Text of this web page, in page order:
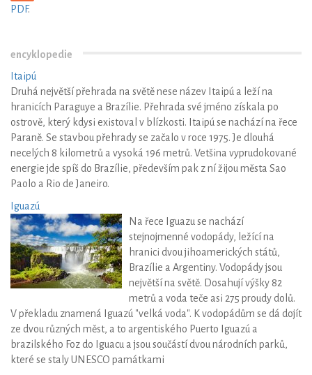
PDF.
encyklopedie
Itaipú
Druhá největší přehrada na světě nese název Itaipú a leží na
hranicích Paraguye a Brazílie. Přehrada své jméno získala po
ostrově, který kdysi existoval v blízkosti. Itaipú se nachází na řece
Paraně. Se stavbou přehrady se začalo v roce 1975. Je dlouhá
necelých 8 kilometrů a vysoká 196 metrů. Vetšina vyprudokované
energie jde spíš do Brazílie, především pak z ní žijou města Sao
Paolo a Rio de Janeiro.
Iguazú
Na řece Iguazu se nachází
stejnojmenné vodopády, ležící na
hranici dvou jihoamerických států,
Brazílie a Argentiny. Vodopády jsou
největší na světě. Dosahují výšky 82
metrů a voda teče asi 275 proudy dolů.
V překladu znamená Iguazú "velká voda". K vodopádům se dá dojít
ze dvou různých měst, a to argentiského Puerto Iguazú a
brazilského Foz do Iguacu a jsou součástí dvou národních parků,
které se staly UNESCO památkami